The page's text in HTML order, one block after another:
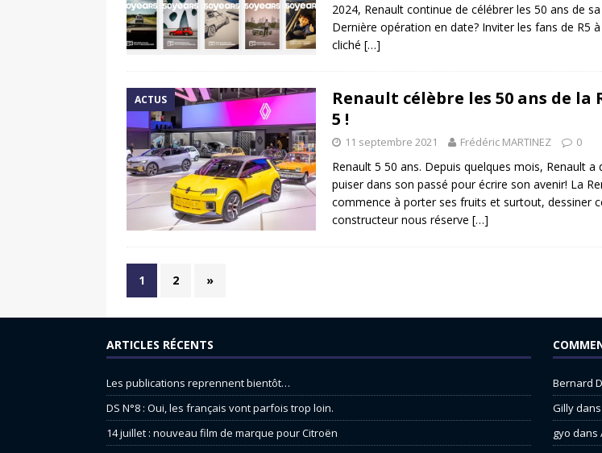
2024, Renault continue de célébrer les 50 ans de
Dernière opération en date? Inviter les fans de R5
cliché […]
ACTUS
Renault célèbre les 50 ans de la
5 !
11 septembre 2021 Frédéric MARTINEZ 0
Renault 5 50 ans. Depuis quelques mois, Renault a
puiser dans son passé pour écrire son avenir! La
commence à porter ses fruits et surtout, dessiner
constructeur nous réserve […]
1 2 »
ARTICLES RÉCENTS
Les publications reprennent bientôt…
DS N°8 : Oui, les français vont parfois trop loin.
14 juillet : nouveau film de marque pour Citroën
Bernard
Gillydans
gyo dans